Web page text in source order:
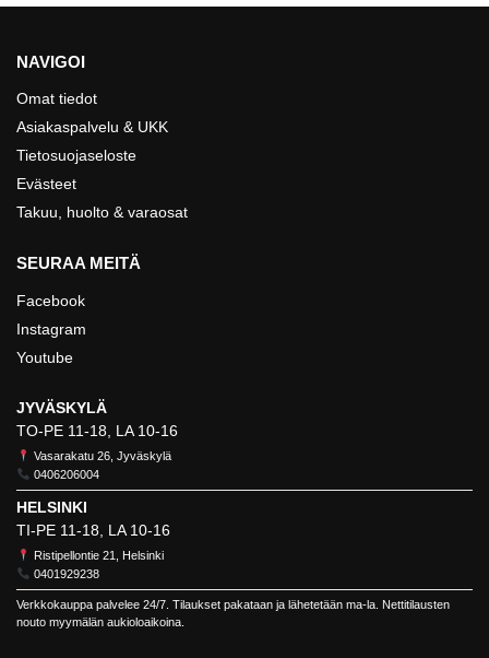
NAVIGOI
Omat tiedot
Asiakaspalvelu & UKK
Tietosuojaseloste
Evästeet
Takuu, huolto & varaosat
SEURAA MEITÄ
Facebook
Instagram
Youtube
JYVÄSKYLÄ
TO-PE 11-18, LA 10-16
Vasarakatu 26, Jyväskylä
0406206004
HELSINKI
TI-PE 11-18, LA 10-16
Ristipellontie 21, Helsinki
0401929238
Verkkokauppa palvelee 24/7. Tilaukset pakataan ja lähetetään ma-la. Nettitilausten
nouto myymälän aukioloaikoina.